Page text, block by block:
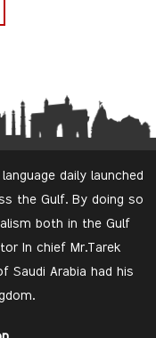
daily launched
the Gulf. By doing so
both in the Gulf
In chief Mr.Tarek
Saudi Arabia had his